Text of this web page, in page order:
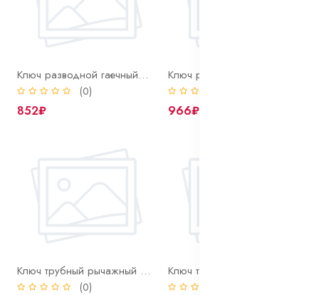
Ключ разводной гаечный с прорезин ручкой КР-30
(0)
852₽ 966₽
Ключ трубный рычажный №1 (10-36мм) 90град
(0)